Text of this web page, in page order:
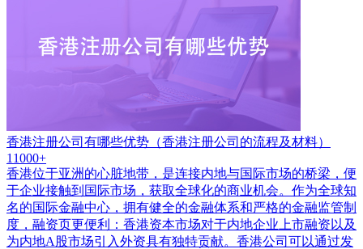
香港注册公司有哪些优势（香港注册公司的流程及材料）
11000+
香港位于亚洲的心脏地带，是连接内地与国际市场的桥梁，便
于企业接触到国际市场，获取全球化的商业机会。作为全球知
名的国际金融中心，拥有健全的金融体系和严格的金融监管制
度，融资页更便利：香港资本市场对于内地企业上市融资以及
为内地A股市场引入外资具有独特贡献。香港公司可以通过发